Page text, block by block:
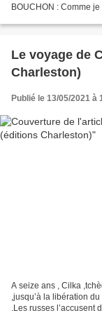
BOUCHON : Comme
Le voyage de
Charleston)
Publié le 13/05/2021 à
A seize ans , Cilka
,jusqu’à la libération
.Les russes l’accusent